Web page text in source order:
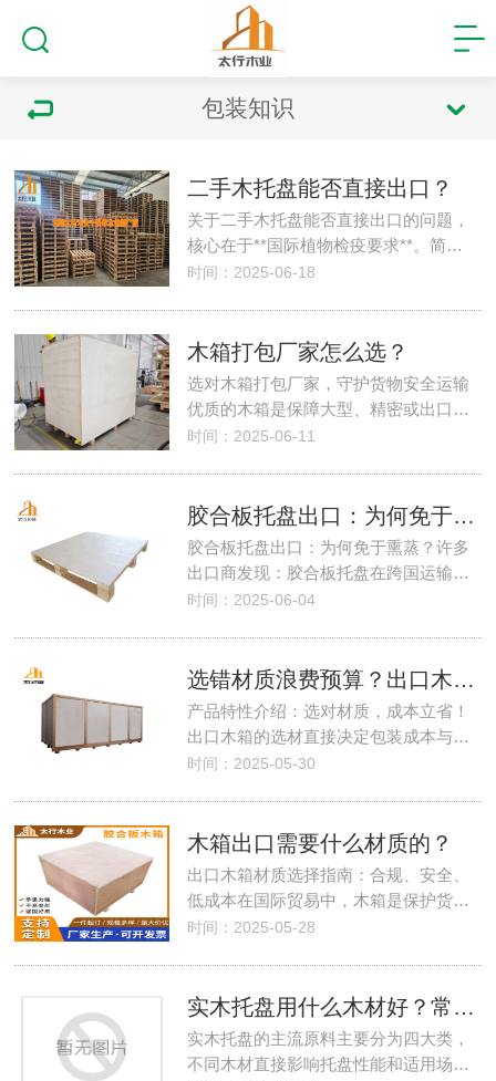
包装知识
二手木托盘能否直接出口？
关于二手木托盘能否直接出口的问题，
核心在于**国际植物检疫要求**。简…
时间：2025-06-18
木箱打包厂家怎么选？
选对木箱打包厂家，守护货物安全运输
优质的木箱是保障大型、精密或出口…
时间：2025-06-11
胶合板托盘出口：为何免于熏蒸？
胶合板托盘出口：为何免于熏蒸？许多
出口商发现：胶合板托盘在跨国运输…
时间：2025-06-04
选错材质浪费预算？出口木箱成本控制指南
产品特性介绍：选对材质，成本立省！
出口木箱的选材直接决定包装成本与…
时间：2025-05-30
木箱出口需要什么材质的？
出口木箱材质选择指南：合规、安全、
低成本在国际贸易中，木箱是保护货…
时间：2025-05-28
实木托盘用什么木材好？常见原料及区别解析
实木托盘的主流原料主要分为四大类，
不同木材直接影响托盘性能和适用场…